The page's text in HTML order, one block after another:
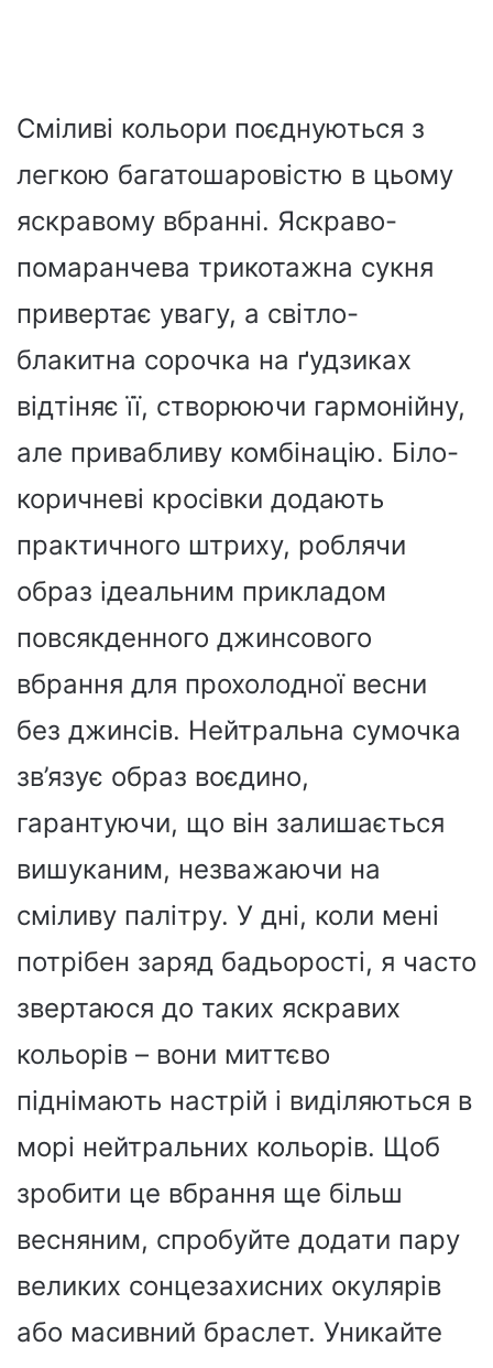
Сміливі кольори поєднуються з
легкою багатошаровістю в цьому
яскравому вбранні. Яскраво-
помаранчева трикотажна сукня
привертає увагу, а світло-
блакитна сорочка на ґудзиках
відтіняє її, створюючи гармонійну,
але привабливу комбінацію. Біло-
коричневі кросівки додають
практичного штриху, роблячи
образ ідеальним прикладом
повсякденного джинсового
вбрання для прохолодної весни
без джинсів. Нейтральна сумочка
зв’язує образ воєдино,
гарантуючи, що він залишається
вишуканим, незважаючи на
сміливу палітру. У дні, коли мені
потрібен заряд бадьорості, я часто
звертаюся до таких яскравих
кольорів – вони миттєво
піднімають настрій і виділяються в
морі нейтральних кольорів. Щоб
зробити це вбрання ще більш
весняним, спробуйте додати пару
великих сонцезахисних окулярів
або масивний браслет. Уникайте